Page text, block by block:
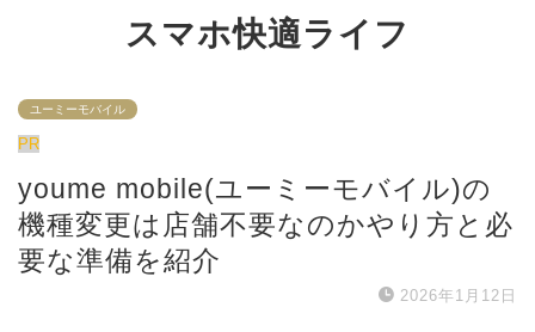
スマホ快適ライフ
ユーミーモバイル
PR
youme mobile(ユーミーモバイル)の
機種変更は店舗不要なのかやり方と必
要な準備を紹介
2026年1月12日